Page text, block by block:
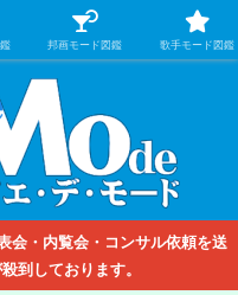
底的に分析するファッション＆ア
学習サイト
会・内覧会・コンサル依頼を送
到しております。
邦画モード図鑑 歌手モード図鑑